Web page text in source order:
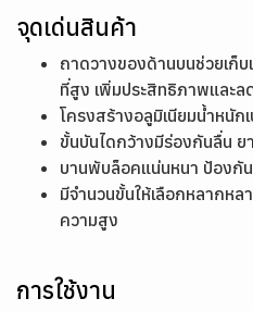
จุดเด่นสินค้า
ถาดวางของด้านบนช่วยเก็
ที่สูง เพิ่มประสิทธิภาพและล
โครงสร้างอลูมิเนียมน้ำหนัก
ขั้นบันไดกว้างมีร่องกันลื่น
บานพับล็อคแน่นหนา ป้องกั
มีจำนวนขั้นให้เลือกหลากหล
ความสูง
การใช้งาน